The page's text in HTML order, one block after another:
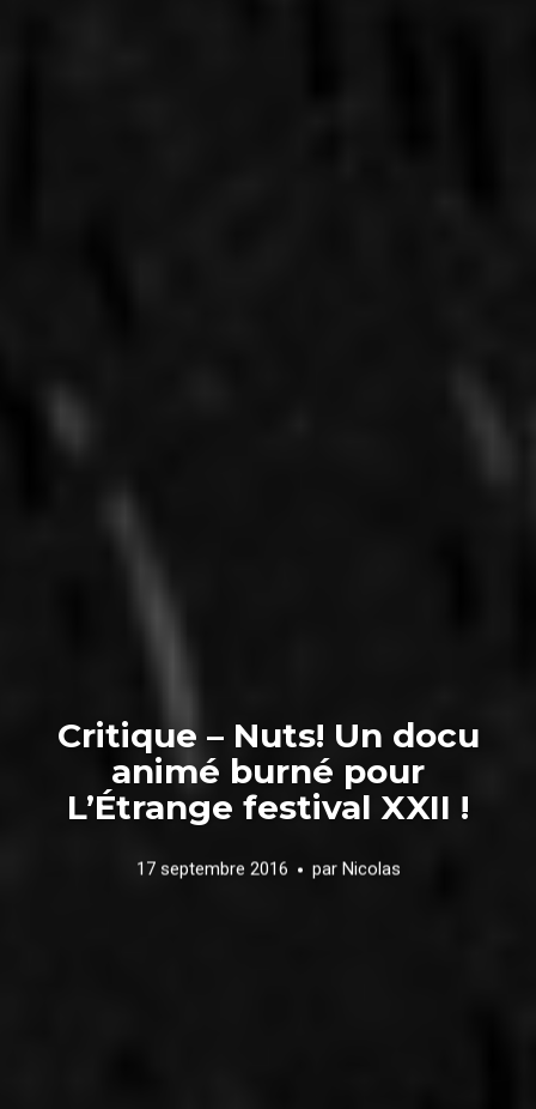
Critique – Nuts! Un docu
animé burné pour
L’Étrange festival XXII !
17 septembre 2016 par Nicolas